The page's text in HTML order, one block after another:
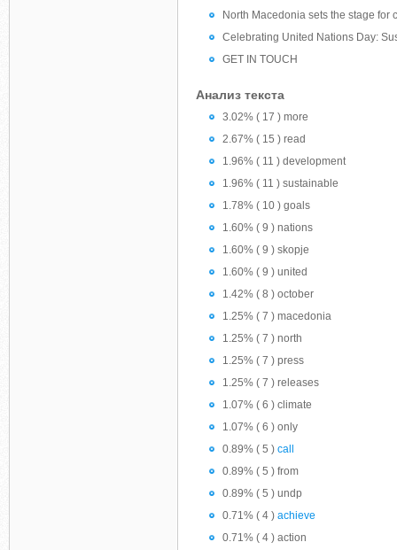
North Macedonia sets the stage for
Celebrating United Nations Day:
GET IN TOUCH
Анализ текста
3.02% ( 17 ) more
2.67% ( 15 ) read
1.96% ( 11 ) development
1.96% ( 11 ) sustainable
1.78% ( 10 ) goals
1.60% ( 9 ) nations
1.60% ( 9 ) skopje
1.60% ( 9 ) united
1.42% ( 8 ) october
1.25% ( 7 ) macedonia
1.25% ( 7 ) north
1.25% ( 7 ) press
1.25% ( 7 ) releases
1.07% ( 6 ) climate
1.07% ( 6 ) only
0.89% ( 5 ) call
0.89% ( 5 ) from
0.89% ( 5 ) undp
0.71% ( 4 ) achieve
0.71% ( 4 ) action